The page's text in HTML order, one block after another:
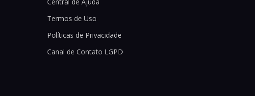
Termos de Uso
Políticas de Privacidade
Canal de Contato LGPD